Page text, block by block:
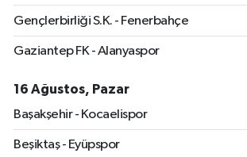
Gençlerbirliği S.K. - Fenerbahçe
Gaziantep FK - Alanyaspor
16 Ağustos, Pazar
Başakşehir - Kocaelispor
Beşiktaş - Eyüpspor